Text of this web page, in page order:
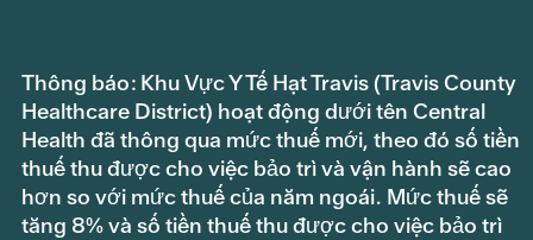
Thông báo: Khu Vực Y Tế Hạt Travis (Travis County
Healthcare District) hoạt động dưới tên Central
Health đã thông qua mức thuế mới, theo đó số tiền
thuế thu được cho việc bảo trì và vận hành sẽ cao
hơn so với mức thuế của năm ngoái. Mức thuế sẽ
tăng 8% và số tiền thuế thu được cho việc bảo trì